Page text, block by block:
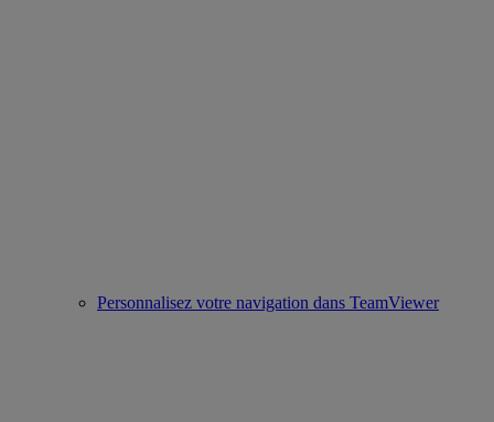
Personnalisez votre navigation dans TeamViewer